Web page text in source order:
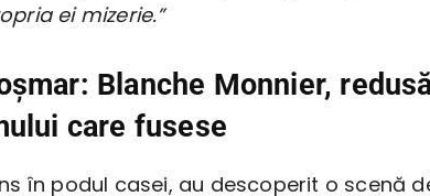
ei mizerie.”
Blanche Monnier,
care fusese
în podul casei, au descoperit o scenă